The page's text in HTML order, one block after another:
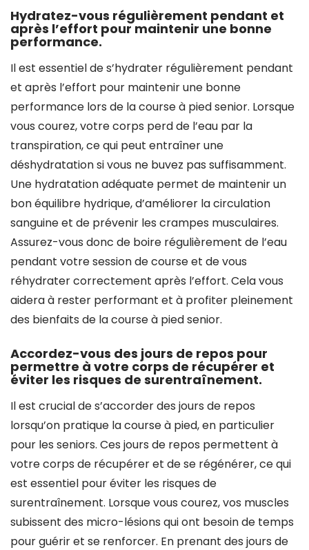
Hydratez-vous régulièrement pendant et
après l’effort pour maintenir une bonne
performance.
Il est essentiel de s’hydrater régulièrement pendant
et après l’effort pour maintenir une bonne
performance lors de la course à pied senior. Lorsque
vous courez, votre corps perd de l’eau par la
transpiration, ce qui peut entraîner une
déshydratation si vous ne buvez pas suffisamment.
Une hydratation adéquate permet de maintenir un
bon équilibre hydrique, d’améliorer la circulation
sanguine et de prévenir les crampes musculaires.
Assurez-vous donc de boire régulièrement de l’eau
pendant votre session de course et de vous
réhydrater correctement après l’effort. Cela vous
aidera à rester performant et à profiter pleinement
des bienfaits de la course à pied senior.
Accordez-vous des jours de repos pour
permettre à votre corps de récupérer et
éviter les risques de surentraînement.
Il est crucial de s’accorder des jours de repos
lorsqu’on pratique la course à pied, en particulier
pour les seniors. Ces jours de repos permettent à
votre corps de récupérer et de se régénérer, ce qui
est essentiel pour éviter les risques de
surentraînement. Lorsque vous courez, vos muscles
subissent des micro-lésions qui ont besoin de temps
pour guérir et se renforcer. En prenant des jours de